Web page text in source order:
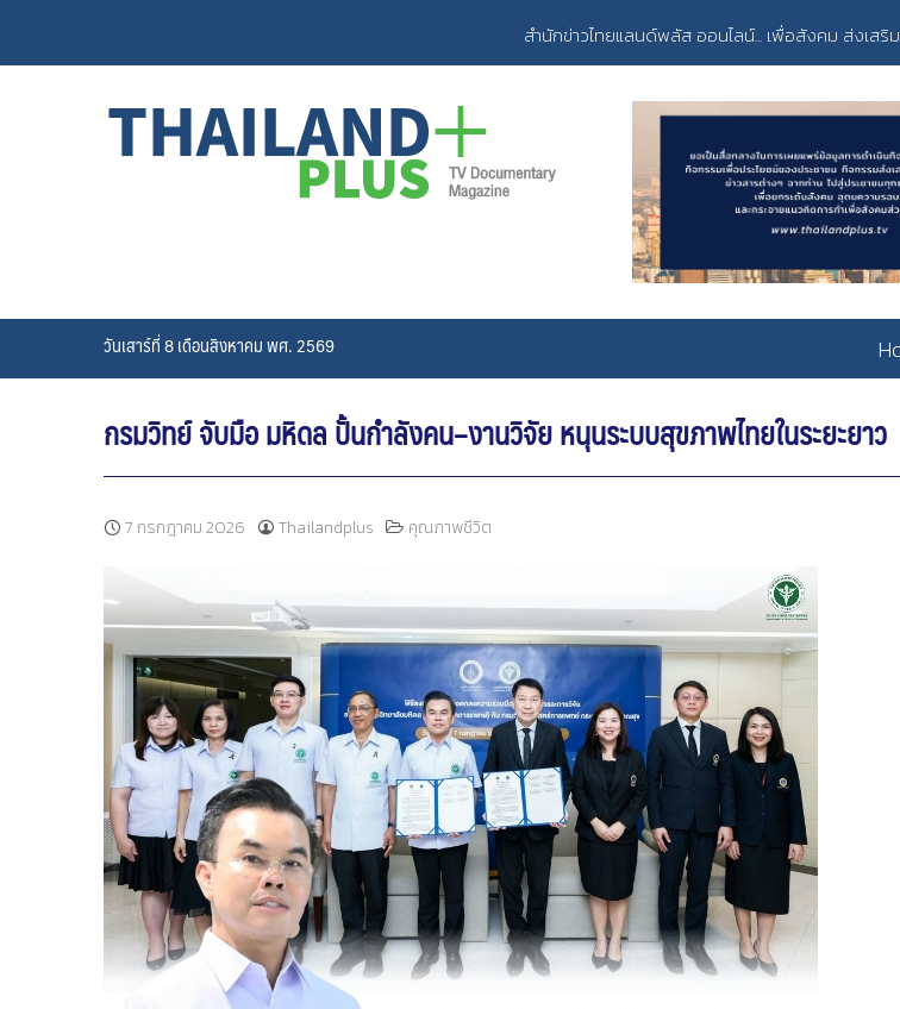
content
สำนักข่าวไทยแลนด์พลัส ออนไลน์... เพื่อสังคม ส่งเสริ
วันเสาร์ที่ 8 เดือนสิงหาคม พศ. 2569
กรมวิทย์ จับมือ มหิดล ปั้นกำลังคน–งานวิจัย หนุนระบบสุขภาพไทยในระยะยาว
7 กรกฎาคม 2026 Thailandplus คุณภาพชีวิต